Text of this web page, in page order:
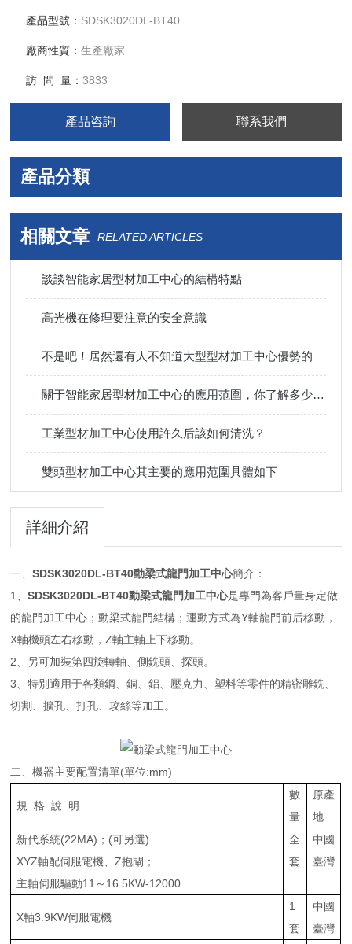
產品型號： SDSK3020DL-BT40
廠商性質：生產廠家
訪 問 量：3833
產品咨詢 聯系我們
產品分類
相關文章 RELATED ARTICLES
談談智能家居型材加工中心的結構特點
高光機在修理要注意的安全意識
不是吧！居然還有人不知道大型型材加工中心優勢的
關于智能家居型材加工中心的應用范圍，你了解多少呢？
工業型材加工中心使用許久后該如何清洗？
雙頭型材加工中心其主要的應用范圍具體如下
詳細介紹
一、SDSK3020DL-BT40動梁式龍門加工中心簡介：
1、SDSK3020DL-BT40動梁式龍門加工中心是專門為客戶量身定做
的龍門加工中心；動梁式龍門結構；運動方式為Y軸龍門前后移動，
X軸機頭左右移動，Z軸主軸上下移動。
2、另可加裝第四旋轉軸、側銑頭、探頭。
3、特別適用于各類鋼、銅、鋁、壓克力、塑料等零件的精密雕銑、
切割、擴孔、打孔、攻絲等加工。
二、機器主要配置清單(單位:mm)
規 格 說 明
數
量
原產
地
新代系統(22MA)；(可另選)
XYZ軸配伺服電機、Z抱閘；
主軸伺服驅動11～16.5KW-12000
全
套
中國
臺灣
X軸3.9KW伺服電機
1
套
中國
臺灣